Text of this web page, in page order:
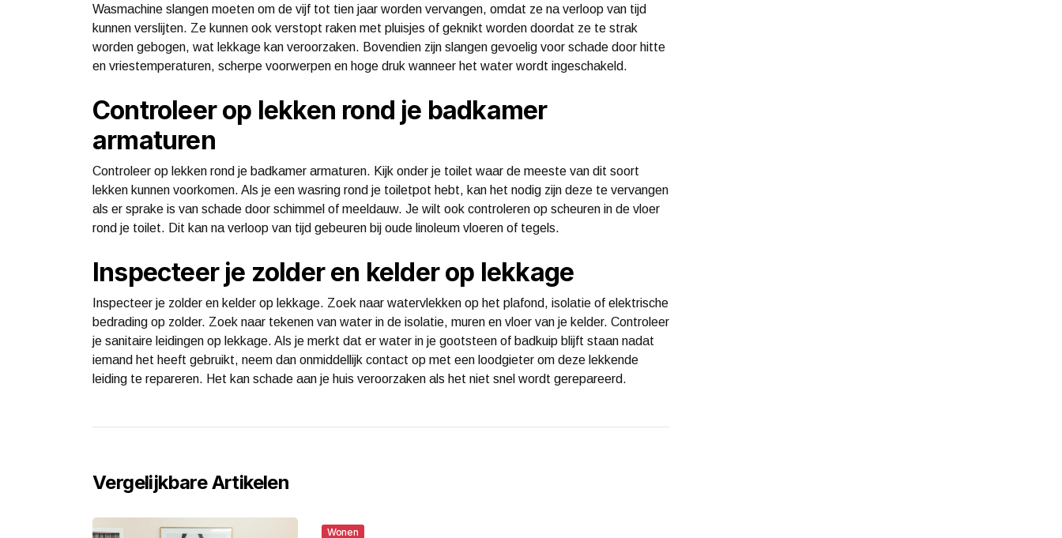
Wasmachine slangen moeten om de vijf tot tien jaar worden vervangen, omdat ze na verloop van tijd
kunnen verslijten. Ze kunnen ook verstopt raken met pluisjes of geknikt worden doordat ze te strak
worden gebogen, wat lekkage kan veroorzaken. Bovendien zijn slangen gevoelig voor schade door hitte
en vriestemperaturen, scherpe voorwerpen en hoge druk wanneer het water wordt ingeschakeld.
Controleer op lekken rond je badkamer
armaturen
Controleer op lekken rond je badkamer armaturen. Kijk onder je toilet waar de meeste van dit soort
lekken kunnen voorkomen. Als je een wasring rond je toiletpot hebt, kan het nodig zijn deze te vervangen
als er sprake is van schade door schimmel of meeldauw. Je wilt ook controleren op scheuren in de vloer
rond je toilet. Dit kan na verloop van tijd gebeuren bij oude linoleum vloeren of tegels.
Inspecteer je zolder en kelder op lekkage
Inspecteer je zolder en kelder op lekkage. Zoek naar watervlekken op het plafond, isolatie of elektrische
bedrading op zolder. Zoek naar tekenen van water in de isolatie, muren en vloer van je kelder. Controleer
je sanitaire leidingen op lekkage. Als je merkt dat er water in je gootsteen of badkuip blijft staan ​​nadat
iemand het heeft gebruikt, neem dan onmiddellijk contact op met een loodgieter om deze lekkende
leiding te repareren. Het kan schade aan je huis veroorzaken als het niet snel wordt gerepareerd.
Vergelijkbare Artikelen
Wonen